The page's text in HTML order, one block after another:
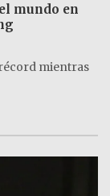
mundo en
mientras